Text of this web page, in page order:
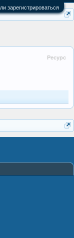
зарегистрироваться
Ресурс